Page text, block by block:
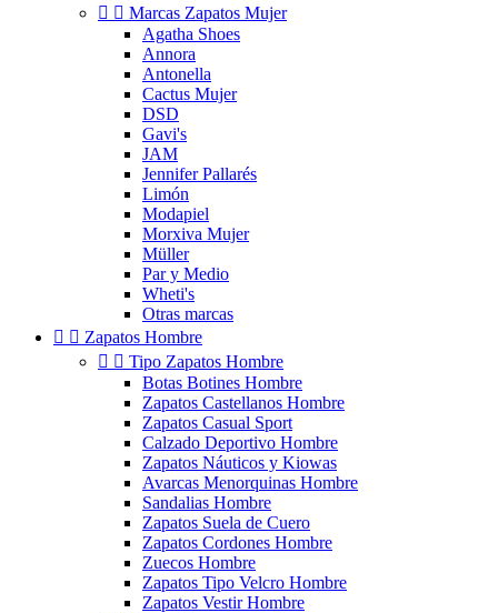
  Marcas Zapatos Mujer
Agatha Shoes
Annora
Antonella
Cactus Mujer
DSD
Gavi's
JAM
Jennifer Pallarés
Limón
Modapiel
Morxiva Mujer
Müller
Par y Medio
Wheti's
Otras marcas
  Zapatos Hombre
  Tipo Zapatos Hombre
Botas Botines Hombre
Zapatos Castellanos Hombre
Zapatos Casual Sport
Calzado Deportivo Hombre
Zapatos Náuticos y Kiowas
Avarcas Menorquinas Hombre
Sandalias Hombre
Zapatos Suela de Cuero
Zapatos Cordones Hombre
Zuecos Hombre
Zapatos Tipo Velcro Hombre
Zapatos Vestir Hombre